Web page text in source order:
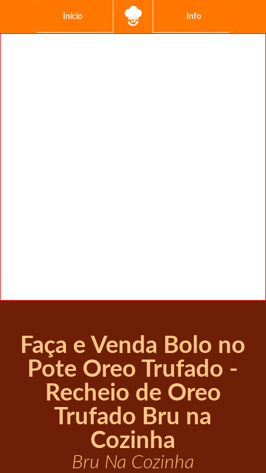
Início Info
Faça e Venda Bolo no
Pote Oreo Trufado -
Recheio de Oreo
Trufado Bru na
Cozinha
Bru Na Cozinha